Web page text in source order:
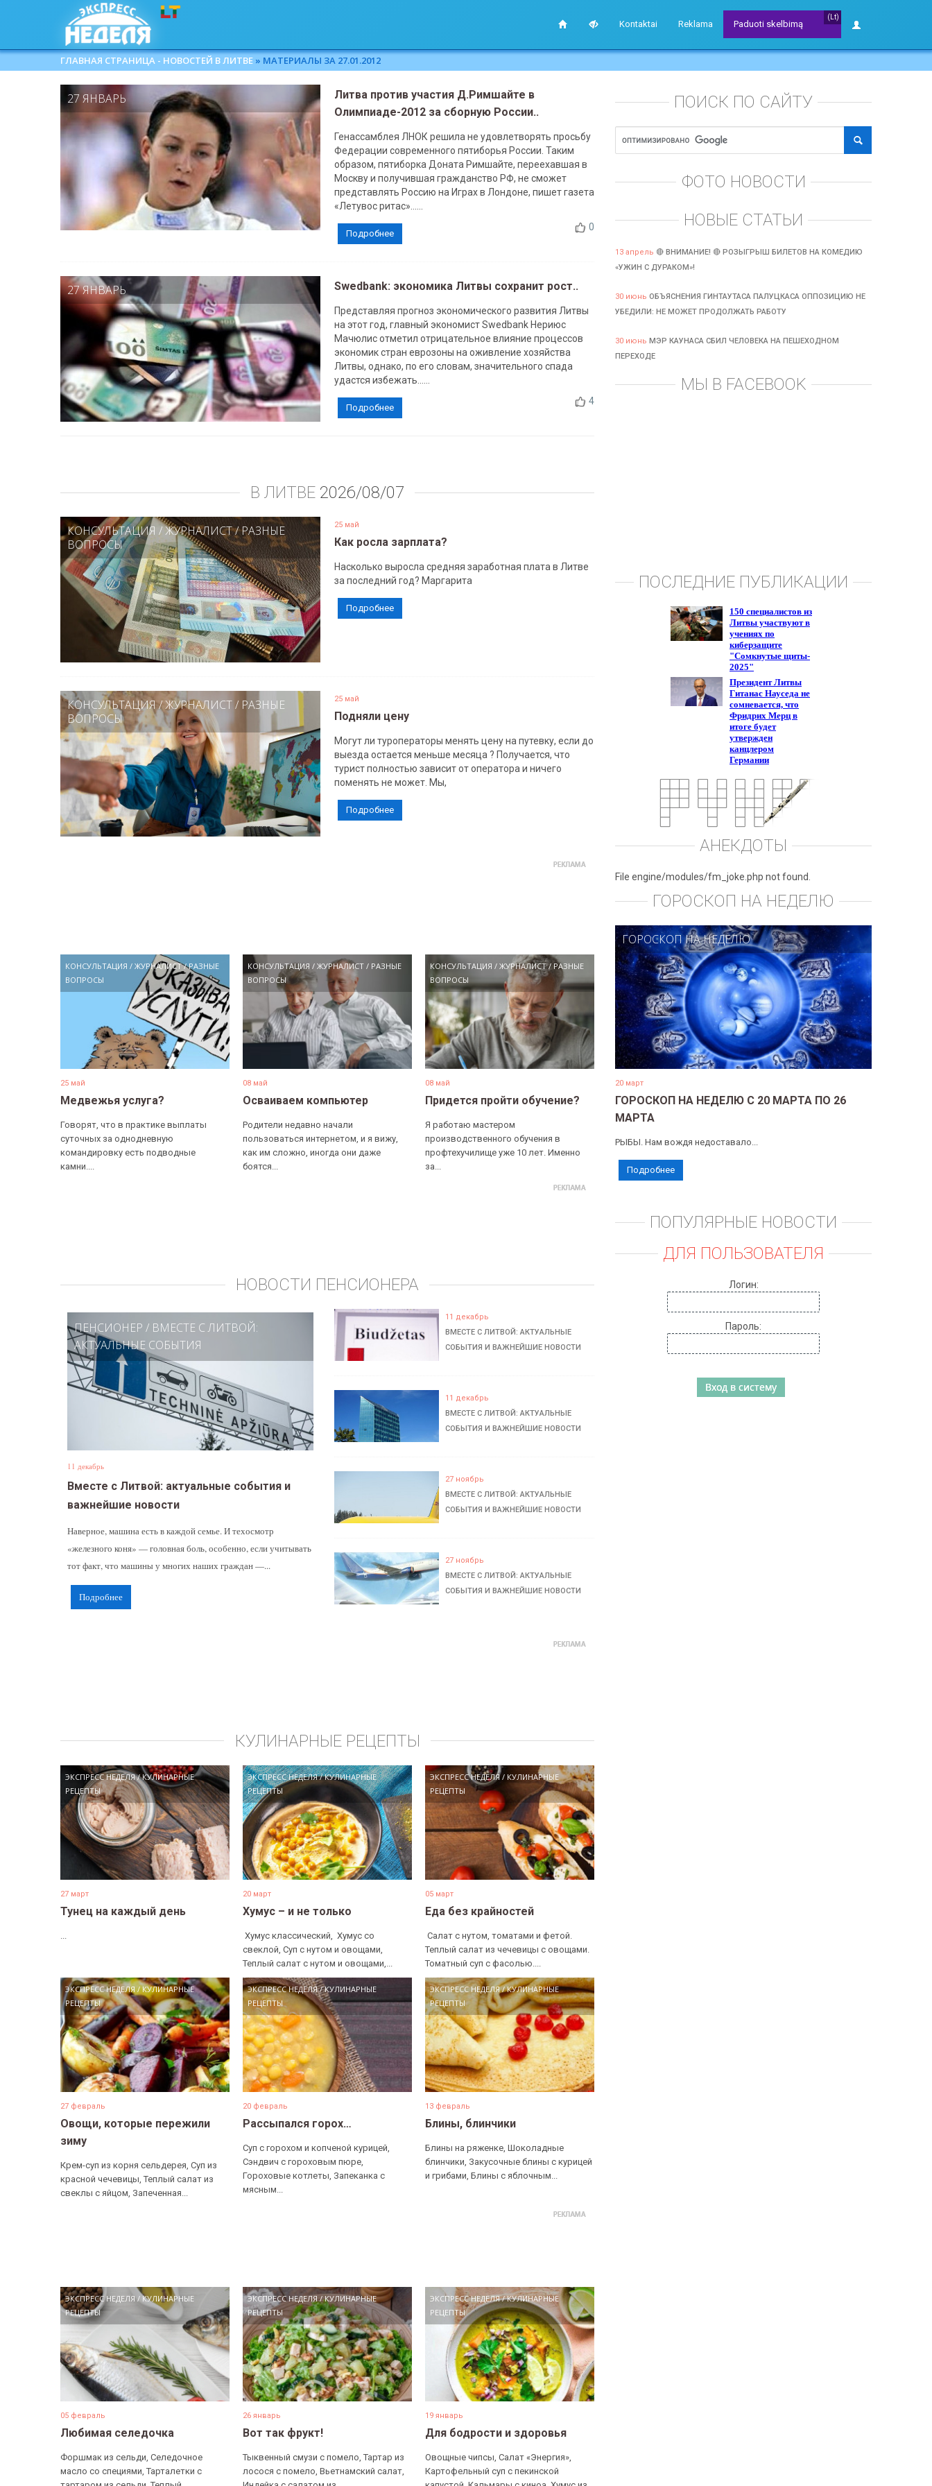
Kontaktai Reklama
(Lt)
Paduoti skelbimą
ГЛАВНАЯ СТРАНИЦА - НОВОСТЕЙ В ЛИТВЕ » МАТЕРИАЛЫ ЗА 27.01.2012
27 ЯНВАРЬ
Литва против участия Д.Римшайте в
Олимпиаде-2012 за сборную России..
Генассамблея ЛНОК решила не удовлетворять просьбу
Федерации современного пятиборья России. Таким
образом, пятиборка Доната Римшайте, переехавшая в
Москву и получившая гражданство РФ, не сможет
представлять Россию на Играх в Лондоне, пишет газета
«Летувос ритас»......
0
Подробнее
27 ЯНВАРЬ Swedbank: экономика Литвы сохранит рост..
Представляя прогноз экономического развития Литвы
на этот год, главный экономист Swedbank Нериюс
Мачюлис отметил отрицательное влияние процессов
экономик стран еврозоны на оживление хозяйства
Литвы, однако, по его словам, значительного спада
удастся избежать......
4
Подробнее
В ЛИТВЕ 2026/08/07
КОНСУЛЬТАЦИЯ /ЖУРНАЛИСТ/РАЗНЫЕ
ВОПРОСЫ
25 май
Как росла зарплата?
Насколько выросла средняя заработная плата в Литве
за последний год? Маргарита
Подробнее
КОНСУЛЬТАЦИЯ/ЖУРНАЛИСТ/ РАЗНЫЕ
ВОПРОСЫ
25 май
Подняли цену
Могут ли туроператоры менять цену на путевку, если до
выезда остается меньше месяца ? Получается, что
турист полностью зависит от оператора и ничего
поменять не может. Мы,
Подробнее
КОНСУЛЬТАЦИЯ / ЖУРНАЛИСТ/РАЗНЫЕ
ВОПРОСЫ
25 май
Медвежья услуга?
Говорят, что в практике выплаты
суточных за однодневную
командировку есть подводные
камни....
КОНСУЛЬТАЦИЯ /ЖУРНАЛИСТ / РАЗНЫЕ
ВОПРОСЫ
08 май
Осваиваем компьютер
Родители недавно начали
пользоваться интернетом, и я вижу,
как им сложно, иногда они даже
боятся...
КОНСУЛЬТАЦИЯ /ЖУРНАЛИСТ/ РАЗНЫЕ
ВОПРОСЫ
08 май
Придется пройти обучение?
Я работаю мастером
производственного обучения в
профтехучилище уже 10 лет. Именно
за...
НОВОСТИ ПЕНСИОНЕРА
ПЕНСИОНЕР / ВМЕСТЕ С ЛИТВОЙ:
АКТУАЛЬНЫЕ СОБЫТИЯ
11 декабрь
Вместе с Литвой: актуальные события и
важнейшие новости
Наверное, машина есть в каждой семье. И техосмотр
«железного коня» — головная боль, особенно, если учитывать
тот факт, что машины у многих наших граждан —...
Подробнее
11 декабрь
ВМЕСТЕ С ЛИТВОЙ: АКТУАЛЬНЫЕ
СОБЫТИЯ И ВАЖНЕЙШИЕ НОВОСТИ
11 декабрь
ВМЕСТЕ С ЛИТВОЙ: АКТУАЛЬНЫЕ
СОБЫТИЯ И ВАЖНЕЙШИЕ НОВОСТИ
27 ноябрь
ВМЕСТЕ С ЛИТВОЙ: АКТУАЛЬНЫЕ
СОБЫТИЯ И ВАЖНЕЙШИЕ НОВОСТИ
27 ноябрь
ВМЕСТЕ С ЛИТВОЙ: АКТУАЛЬНЫЕ
СОБЫТИЯ И ВАЖНЕЙШИЕ НОВОСТИ
КУЛИНАРНЫЕ РЕЦЕПТЫ
ЭКСПРЕСС НЕДЕЛЯ/КУЛИНАРНЫЕ
РЕЦЕПТЫ
27 март
Тунец на каждый день
ЭКСПРЕСС НЕДЕЛЯ/КУЛИНАРНЫЕ
РЕЦЕПТЫ
20 март
Хумус – и не только
​ Хумус классический, ​ Хумус со
свеклой, Суп с нутом и овощами, ​
Теплый салат с нутом и овощами,...
ЭКСПРЕСС НЕДЕЛЯ/ КУЛИНАРНЫЕ
РЕЦЕПТЫ
05 март
Еда без крайностей
​ Салат с нутом, томатами и фетой. ​
Теплый салат из чечевицы с овощами. ​
Томатный суп с фасолью....
ЭКСПРЕСС НЕДЕЛЯ/КУЛИНАРНЫЕ
РЕЦЕПТЫ
27 февраль
Овощи, которые пережили
зиму
Крем-суп из корня сельдерея, Суп из
красной чечевицы, Теплый салат из
свеклы с яйцом, Запеченная...
ЭКСПРЕСС НЕДЕЛЯ/КУЛИНАРНЫЕ
РЕЦЕПТЫ
20 февраль
Рассыпался горох…
Суп с горохом и копченой курицей,
Сэндвич с гороховым пюре,
Гороховые котлеты, Запеканка с
мясным...
ЭКСПРЕСС НЕДЕЛЯ/КУЛИНАРНЫЕ
РЕЦЕПТЫ
13 февраль
Блины, блинчики
Блины на ряженке, Шоколадные
блинчики, Закусочные блины с курицей
и грибами, Блины с яблочным...
ЭКСПРЕСС НЕДЕЛЯ/ КУЛИНАРНЫЕ
РЕЦЕПТЫ
05 февраль
Любимая селедочка
Форшмак из сельди, Селедочное
масло со специями, Тарталетки с
ЭКСПРЕСС НЕДЕЛЯ/КУЛИНАРНЫЕ
РЕЦЕПТЫ
26 январь
Вот так фрукт!
Тыквенный смузи с помело, Тартар из
лосося с помело, Вьетнамский салат,
ЭКСПРЕСС НЕДЕЛЯ/КУЛИНАРНЫЕ
РЕЦЕПТЫ
19 январь
Для бодрости и здоровья
Овощные чипсы, Салат «Энергия»,
Картофельный суп с пекинской
ПОИСК ПО САЙТУ
ФОТО НОВОСТИ
НОВЫЕ СТАТЬИ
13 апрель 🔴 ВНИМАНИЕ! 🔴 РОЗЫГРЫШ БИЛЕТОВ НА КОМЕДИЮ
«УЖИН С ДУРАКОМ»!
30 июнь ОБЪЯСНЕНИЯ ГИНТАУТАСА ПАЛУЦКАСА ОППОЗИЦИЮ НЕ
УБЕДИЛИ: НЕ МОЖЕТ ПРОДОЛЖАТЬ РАБОТУ
30 июнь МЭР КАУНАСА СБИЛ ЧЕЛОВЕКА НА ПЕШЕХОДНОМ
ПЕРЕХОДЕ
МЫ В FACEBOOK
ПОСЛЕДНИЕ ПУБЛИКАЦИИ
АНЕКДОТЫ
File engine/modules/fm_joke.php not found.
ГОРОСКОП НА НЕДЕЛЮ
ГОРОСКОП НА НЕДЕЛЮ
20 март
ГОРОСКОП НА НЕДЕЛЮ С 20 МАРТА ПО 26
МАРТА
РЫБЫ. Нам вождя недоставало...
Подробнее
ПОПУЛЯРНЫЕ НОВОСТИ
ДЛЯ ПОЛЬЗОВАТЕЛЯ
Логин:
Пароль: